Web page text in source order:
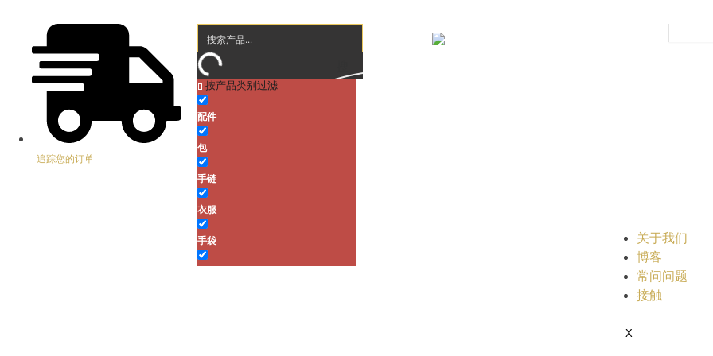
追踪您的订单
按产品类别过滤
配件
包
手链
衣服
手袋
关于我们
博客
常问问题
接触
X